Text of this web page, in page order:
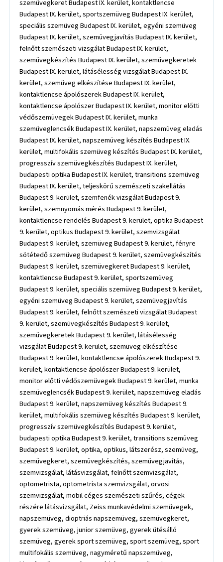
szemüvegkeret Budapest IX. kerület, kontaktlencse
Budapest IX. kerület, sportszemüveg Budapest IX. kerület,
speciális szemüveg Budapest IX. kerület, egyéni szemüveg
Budapest IX. kerület, szemüvegjavítás Budapest IX. kerület,
felnőtt szemészeti vizsgálat Budapest IX. kerület,
szemüvegkészítés Budapest IX. kerület, szemüvegkeretek
Budapest IX. kerület, látásélesség vizsgálat Budapest IX.
kerület, szemüveg elkészítése Budapest IX. kerület,
kontaktlencse ápolószerek Budapest IX. kerület,
kontaktlencse ápolószer Budapest IX. kerület, monitor előtti
védőszemüvegek Budapest IX. kerület, munka
szemüveglencsék Budapest IX. kerület, napszemüveg eladás
Budapest IX. kerület, napszemüveg készítés Budapest IX.
kerület, multifokális szemüveg készítés Budapest IX. kerület,
progresszív szemüvegkészítés Budapest IX. kerület,
budapesti optika Budapest IX. kerület, transitions szemüveg
Budapest IX. kerület, teljeskörű szemészeti szakellátás
Budapest 9. kerület, szemfenék vizsgálat Budapest 9.
kerület, szemnyomás mérés Budapest 9. kerület,
kontaktlencse rendelés Budapest 9. kerület, optika Budapest
9. kerület, optikus Budapest 9. kerület, szemvizsgálat
Budapest 9. kerület, szemüveg Budapest 9. kerület, fényre
sötétedő szemüveg Budapest 9. kerület, szemüvegkészítés
Budapest 9. kerület, szemüvegkeret Budapest 9. kerület,
kontaktlencse Budapest 9. kerület, sportszemüveg
Budapest 9. kerület, speciális szemüveg Budapest 9. kerület,
egyéni szemüveg Budapest 9. kerület, szemüvegjavítás
Budapest 9. kerület, felnőtt szemészeti vizsgálat Budapest
9. kerület, szemüvegkészítés Budapest 9. kerület,
szemüvegkeretek Budapest 9. kerület, látásélesség
vizsgálat Budapest 9. kerület, szemüveg elkészítése
Budapest 9. kerület, kontaktlencse ápolószerek Budapest 9.
kerület, kontaktlencse ápolószer Budapest 9. kerület,
monitor előtti védőszemüvegek Budapest 9. kerület, munka
szemüveglencsék Budapest 9. kerület, napszemüveg eladás
Budapest 9. kerület, napszemüveg készítés Budapest 9.
kerület, multifokális szemüveg készítés Budapest 9. kerület,
progresszív szemüvegkészítés Budapest 9. kerület,
budapesti optika Budapest 9. kerület, transitions szemüveg
Budapest 9. kerület, optika, optikus, látszerész, szemüveg,
szemüvegkeret, szemüvegkészítés, szemüvegjavítás,
szemvizsgálat, látásvizsgálat, felnőtt szemvizsgálat,
optometrista, optometrista szemvizsgálat, orvosi
szemvizsgálat, mobil céges szemészeti szűrés, cégek
részére látásvizsgálat, Zeiss munkavédelmi szemüvegek,
napszemüveg, dioptriás napszemüveg, szemüvegkeret,
gyerek szemüveg, junior szemüveg, gyerek ütésálló
szemüveg, gyerek sport szemüveg, sport szemüveg, sport
multifokális szemüveg, nagyméretű napszemüveg,